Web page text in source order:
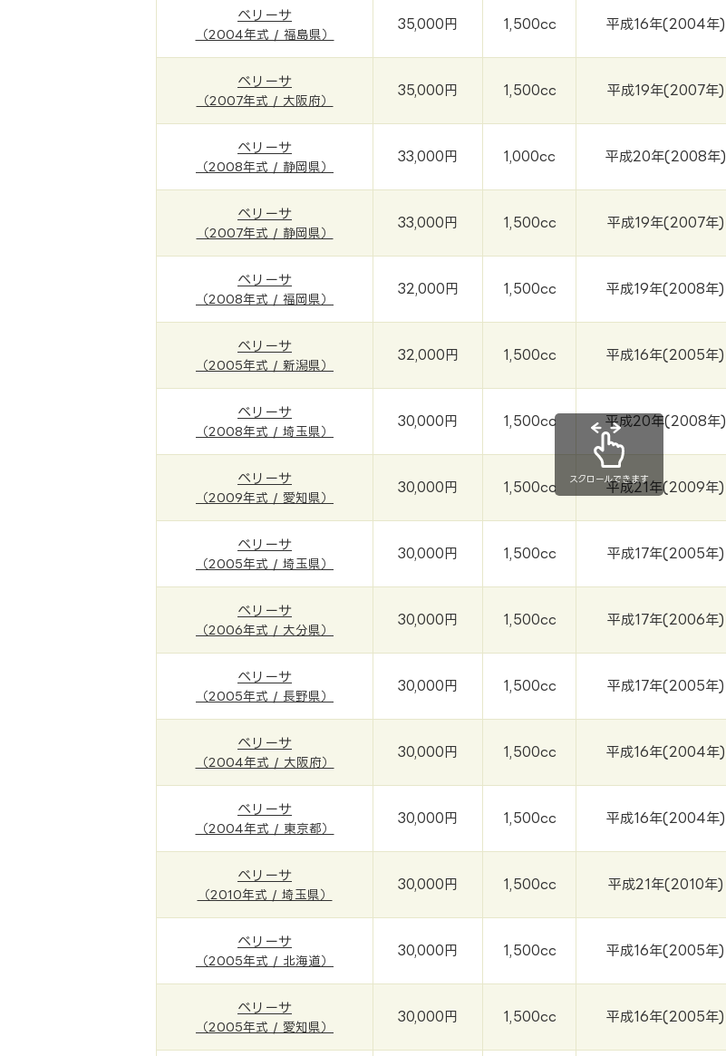
ベリーサ
（2004年式 / 福島県）
35,000円 1,500cc 平成16年(2004年)
ベリーサ
（2007年式 / 大阪府）
35,000円 1,500cc 平成19年(2007年)
ベリーサ
（2008年式 / 静岡県）
33,000円 1,000cc 平成20年(2008年)
ベリーサ
（2007年式 / 静岡県）
33,000円 1,500cc 平成19年(2007年)
ベリーサ
（2008年式 / 福岡県）
32,000円 1,500cc 平成19年(2008年)
ベリーサ
（2005年式 / 新潟県）
32,000円 1,500cc 平成16年(2005年)
ベリーサ
（2008年式 / 埼玉県）
30,000円 1,500cc 平成20年(2008年)
ベリーサ
（2009年式 / 愛知県）
30,000円 1,500cc 平成21年(2009年)
ベリーサ
（2005年式 / 埼玉県）
30,000円 1,500cc 平成17年(2005年)
ベリーサ
（2006年式 / 大分県）
30,000円 1,500cc 平成17年(2006年)
ベリーサ
（2005年式 / 長野県）
30,000円 1,500cc 平成17年(2005年)
ベリーサ
（2004年式 / 大阪府）
30,000円 1,500cc 平成16年(2004年)
ベリーサ
（2004年式 / 東京都）
30,000円 1,500cc 平成16年(2004年)
ベリーサ
（2010年式 / 埼玉県）
30,000円 1,500cc 平成21年(2010年)
ベリーサ
（2005年式 / 北海道）
30,000円 1,500cc 平成16年(2005年)
ベリーサ
（2005年式 / 愛知県）
30,000円 1,500cc 平成16年(2005年)
スクロールできます